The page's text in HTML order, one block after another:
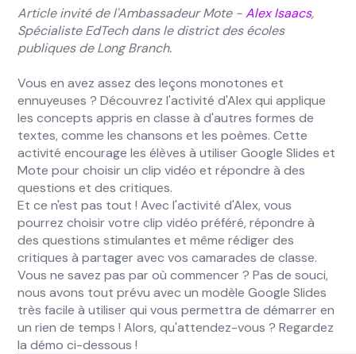
Article invité de l'Ambassadeur Mote -Alex Isaacs,
Spécialiste EdTech dans le district des écoles
publiques de Long Branch.
Vous en avez assez des leçons monotones et
ennuyeuses ? Découvrez l'activité d'Alex qui applique
les concepts appris en classe à d'autres formes de
textes, comme les chansons et les poèmes. Cette
activité encourage les élèves à utiliser Google Slides et
Mote pour choisir un clip vidéo et répondre à des
questions et des critiques.
Et ce n'est pas tout ! Avec l'activité d'Alex, vous
pourrez choisir votre clip vidéo préféré, répondre à
des questions stimulantes et même rédiger des
critiques à partager avec vos camarades de classe.
Vous ne savez pas par où commencer ? Pas de souci,
nous avons tout prévu avec un modèle Google Slides
très facile à utiliser qui vous permettra de démarrer en
un rien de temps ! Alors, qu'attendez-vous ? Regardez
la démo ci-dessous !